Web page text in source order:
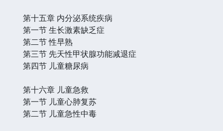
第十五章 内分泌系统疾病
第一节 生长激素缺乏症
第二节 性早熟
第三节 先天性甲状腺功能减退症
第四节 儿童糖尿病
第十六章 儿童急救
第一节 儿童心肺复苏
第二节 儿童急性中毒